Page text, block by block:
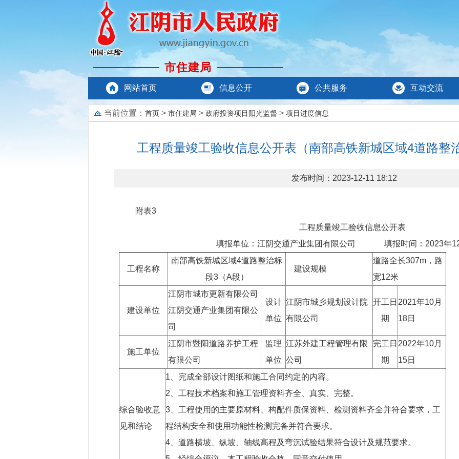
市住建局
网站首页 信息公开 公共服务 互动交流
当前位置： 首页 > 市住建局 > 政府投资项目阳光监督 > 项目进度信息
工程质量竣工验收信息公开表（南部高铁新城区域4道路整
发布时间：2023-12-11 18:12
附表3
工程质量竣工验收信息公开表
填报单位：江阴交通产业集团有限公司 填报时间：2023年
工程名称
南部高铁新城区域4道路整治标
段3（A段）
建设规模
道路全长307m，路
宽12米
建设单位
江阴市城市更新有限公司
江阴交通产业集团有限公
司
设计
单位
江阴市城乡规划设计院
有限公司
开工日
期
2021年10月
18日
施工单位
江阴市暨阳道路养护工程
有限公司
监理
单位
江苏外建工程管理有限
公司
完工日
期
2022年10月
15日
综合验收意
见和结论
1、完成全部设计图纸和施工合同约定的内容。
2、工程技术档案和施工管理资料齐全、真实、完整。
3、工程使用的主要原材料、构配件质保资料、检测资料齐全并符合要求，工
程结构安全和使用功能性检测完备并符合要求。
4、道路横坡、纵坡、轴线高程及弯沉试验结果符合设计及规范要求。